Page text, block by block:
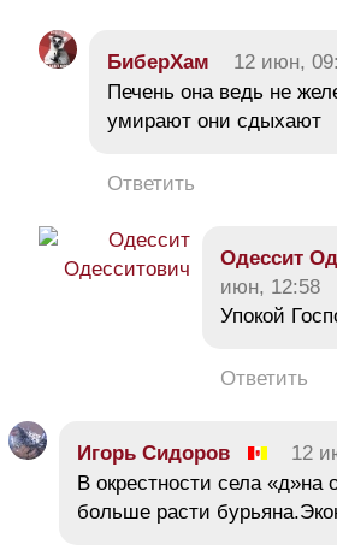
БиберХам 12 июн,
Печень она ведь не
умирают они сдыхают
Ответить
Одессит
июн, 12:58
Упокой
Ответить
Игорь Сидоров 12
В окрестности села «д»на
больше расти